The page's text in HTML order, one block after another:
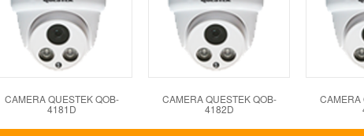
CAMERA QUESTEK QOB-
4181D
CAMERA QUESTEK QOB-
4182D
CAMERA